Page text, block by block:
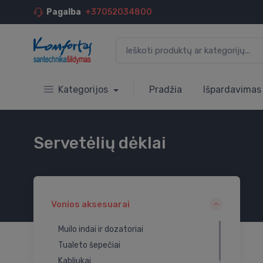
Pagalba +37052034800
Kategorijos Pradžia Išpardavimas
Servetėlių dėklai
Vonios aksesuarai
Muilo indai ir dozatoriai
Tualeto šepečiai